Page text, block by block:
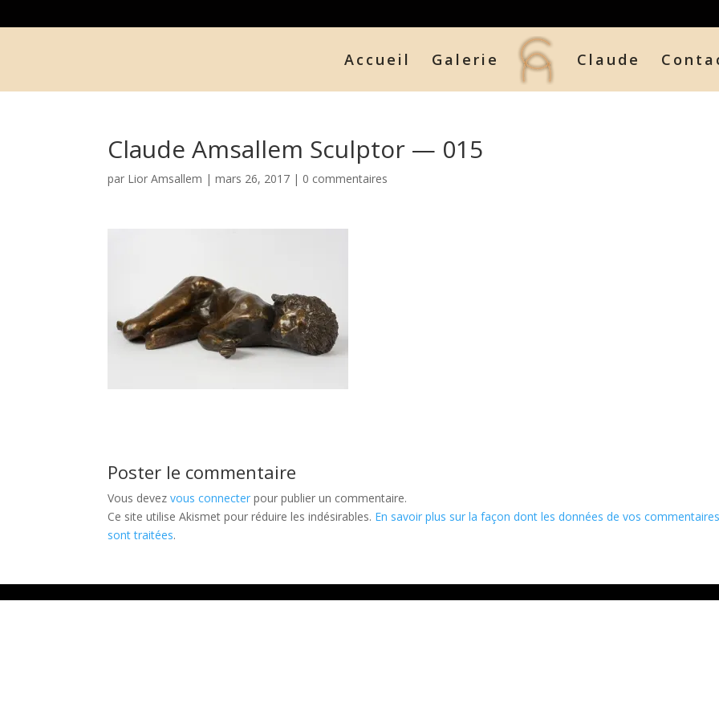
Accueil Galerie Claude
Claude Amsallem Sculptor — 015
par Lior Amsallem |mars 26, 2017 | 0 commentaires
Poster le commentaire
Vous devezvous connecter pour publier un commentaire.
Ce site utilise Akismet pour réduire les indésirables. En savoir plus sur la façon dont les données de vos
sont traitées.